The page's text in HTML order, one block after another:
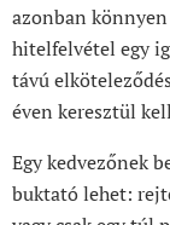
azonban
hitelfelvétel egy
távú
éven keresztül
Egy kedvezőnek
buktató lehet: